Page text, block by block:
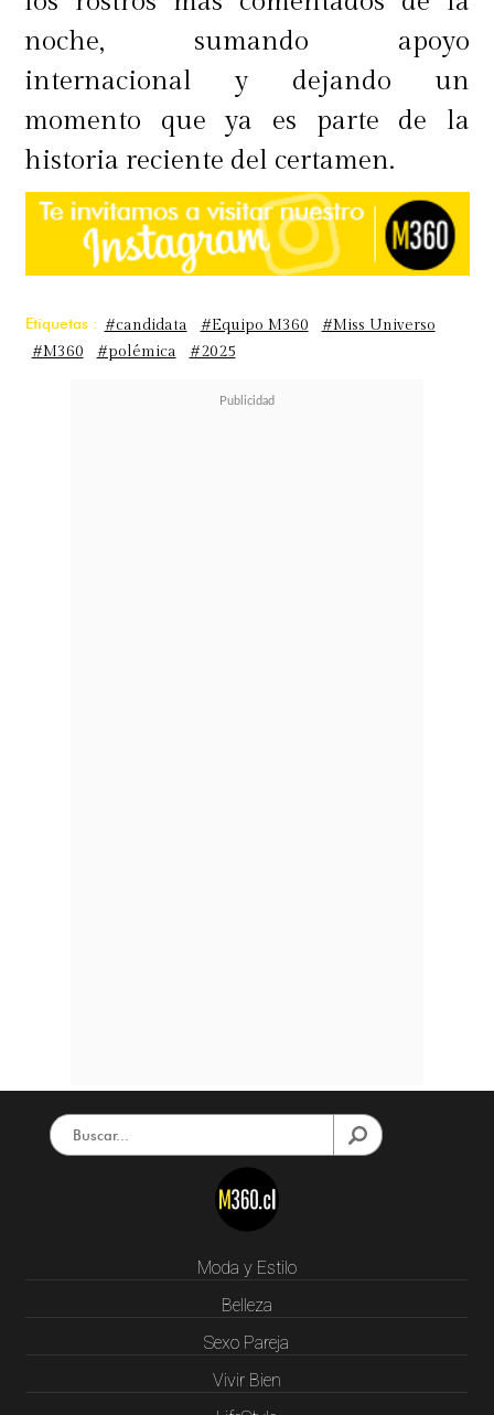
noche, sumando apoyo
internacional y dejando un
momento que ya es parte de la
historia reciente del certamen.
Etiquetas : #candidata #Equipo M360
#Miss Universo
#M360
#polémica #2025
Moda y Estilo
Belleza
Sexo Pareja
Vivir Bien